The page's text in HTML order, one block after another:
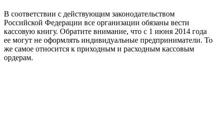
В соответствии с действующим законодательством
Российской Федерации все организации обязаны вести
кассовую книгу. Обратите внимание, что с 1 июня 2014 года
ее могут не оформлять индивидуальные предприниматели. То
же самое относится к приходным и расходным кассовым
ордерам.